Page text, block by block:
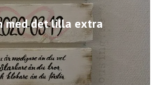
med det lilla extra